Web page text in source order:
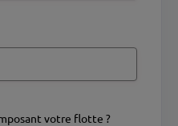
votre flotte ?